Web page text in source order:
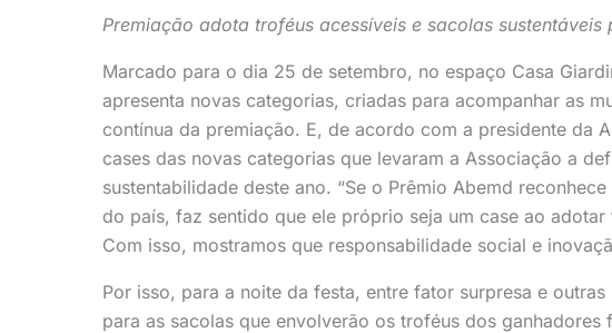
Premiação adota troféus acessíveis e sacolas
Marcado para o dia 25 de setembro, no espaço Casa
apresenta novas categorias, criadas para acompanhar as
contínua da premiação. E, de acordo com a presidente da
cases das novas categorias que levaram a Associação a
sustentabilidade deste ano. “Se o Prêmio Abemd
do país, faz sentido que ele próprio seja um case ao
Com isso, mostramos que responsabilidade social e
Por isso, para a noite da festa, entre fator surpresa e
para as sacolas que envolverão os troféus dos ganhadores